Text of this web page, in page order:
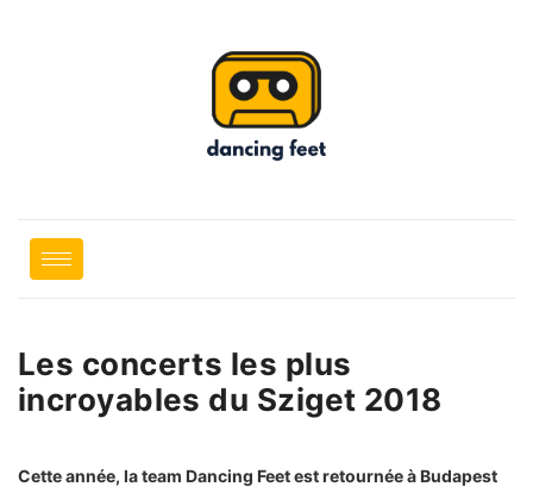
Les concerts les plus
incroyables du Sziget 2018
Cette année, la team Dancing Feet est retournée à Budapest